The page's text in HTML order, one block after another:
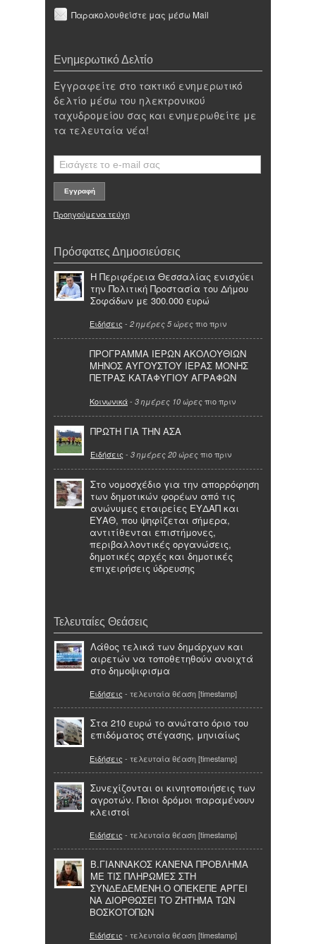
Παρακολουθείστε μας μέσω Mail
Ενημερωτικό Δελτίο
Εγγραφείτε στο τακτικό ενημερωτικό
δελτίο μέσω του ηλεκτρονικού
ταχυδρομείου σας και ενημερωθείτε με
τα τελευταία νέα!
Προηγούμενα τεύχη
Πρόσφατες Δημοσιεύσεις
Η Περιφέρεια Θεσσαλίας ενισχύει
την Πολιτική Προστασία του Δήμου
Σοφάδων με 300.000 ευρώ
Ειδήσεις - 2 ημέρες 5 ώρες πιο πριν
ΠΡΟΓΡΑΜΜΑ ΙΕΡΩΝ ΑΚΟΛΟΥΘΙΩΝ
ΜΗΝΟΣ ΑΥΓΟΥΣΤΟΥ ΙΕΡΑΣ ΜΟΝΗΣ
ΠΕΤΡΑΣ ΚΑΤΑΦΥΓΙΟΥ ΑΓΡΑΦΩΝ
Κοινωνικά- 3 ημέρες 10 ώρες πιο πριν
ΠΡΩΤΗ ΓΙΑ ΤΗΝ ΑΣΑ
Ειδήσεις - 3 ημέρες 20 ώρες πιο πριν
Στο νομοσχέδιο για την απορρόφηση
των δημοτικών φορέων από τις
ανώνυμες εταιρείες ΕΥΔΑΠ και
ΕΥΑΘ, που ψηφίζεται σήμερα,
αντιτίθενται επιστήμονες,
περιβαλλοντικές οργανώσεις,
δημοτικές αρχές και δημοτικές
επιχειρήσεις ύδρευσης
Τελευταίες Θεάσεις
Λάθος τελικά των δημάρχων και
αιρετών να τοποθετηθούν ανοιχτά
στο δημοψιφισμα
Ειδήσεις - τελευταία θέαση [timestamp]
Στα 210 ευρώ το ανώτατο όριο του
επιδόματος στέγασης, μηνιαίως
Ειδήσεις - τελευταία θέαση [timestamp]
Συνεχίζονται οι κινητοποιήσεις των
αγροτών. Ποιοι δρόμοι παραμένουν
κλειστοί
Ειδήσεις - τελευταία θέαση [timestamp]
Β.ΓΙΑΝΝΑΚΟΣ ΚΑΝΕΝΑ ΠΡΟΒΛΗΜΑ
ΜΕ ΤΙΣ ΠΛΗΡΩΜΕΣ ΣΤΗ
ΣΥΝΔΕΔΕΜΕΝΗ.Ο ΟΠΕΚΕΠΕ ΑΡΓΕΙ
ΝΑ ΔΙΟΡΘΩΣΕΙ ΤΟ ΖΗΤΗΜΑ ΤΩΝ
ΒΟΣΚΟΤΟΠΩΝ
Ειδήσεις - τελευταία θέαση [timestamp]